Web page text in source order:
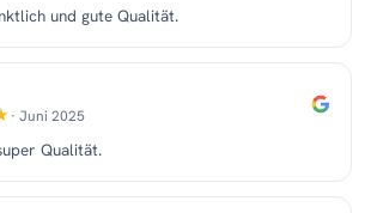
und gute Qualität.
· Juni 2025
Qualität.